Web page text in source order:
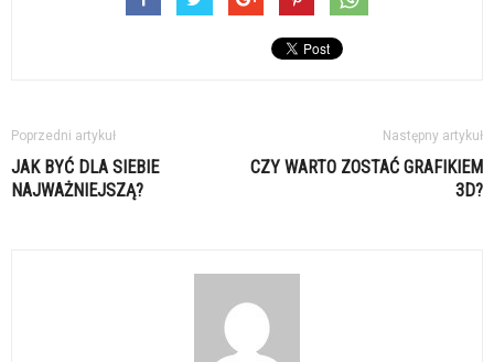
Poprzedni artykuł
JAK BYĆ DLA SIEBIE
NAJWAŻNIEJSZĄ?
Następny artykuł
CZY WARTO ZOSTAĆ GRAFIKIEM
3D?